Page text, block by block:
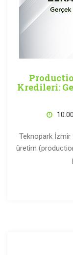
Kredileri:
Teknopark İzmir
üretim